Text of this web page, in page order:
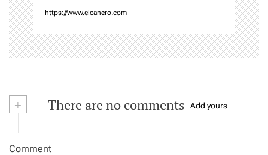
https://www.elcanero.com
+ There are no comments Add yours
Comment